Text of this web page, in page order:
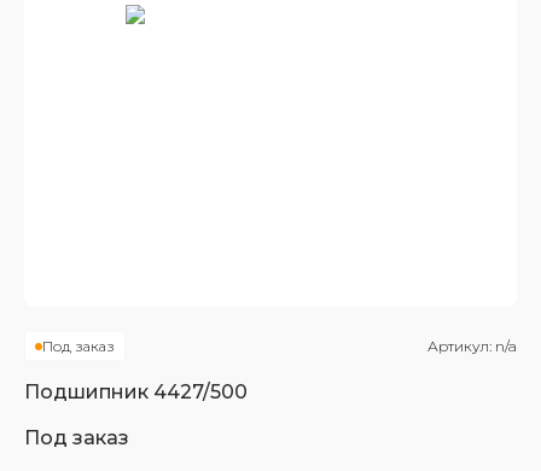
Под заказ Артикул: n/a
Подшипник 4427/500
Под заказ